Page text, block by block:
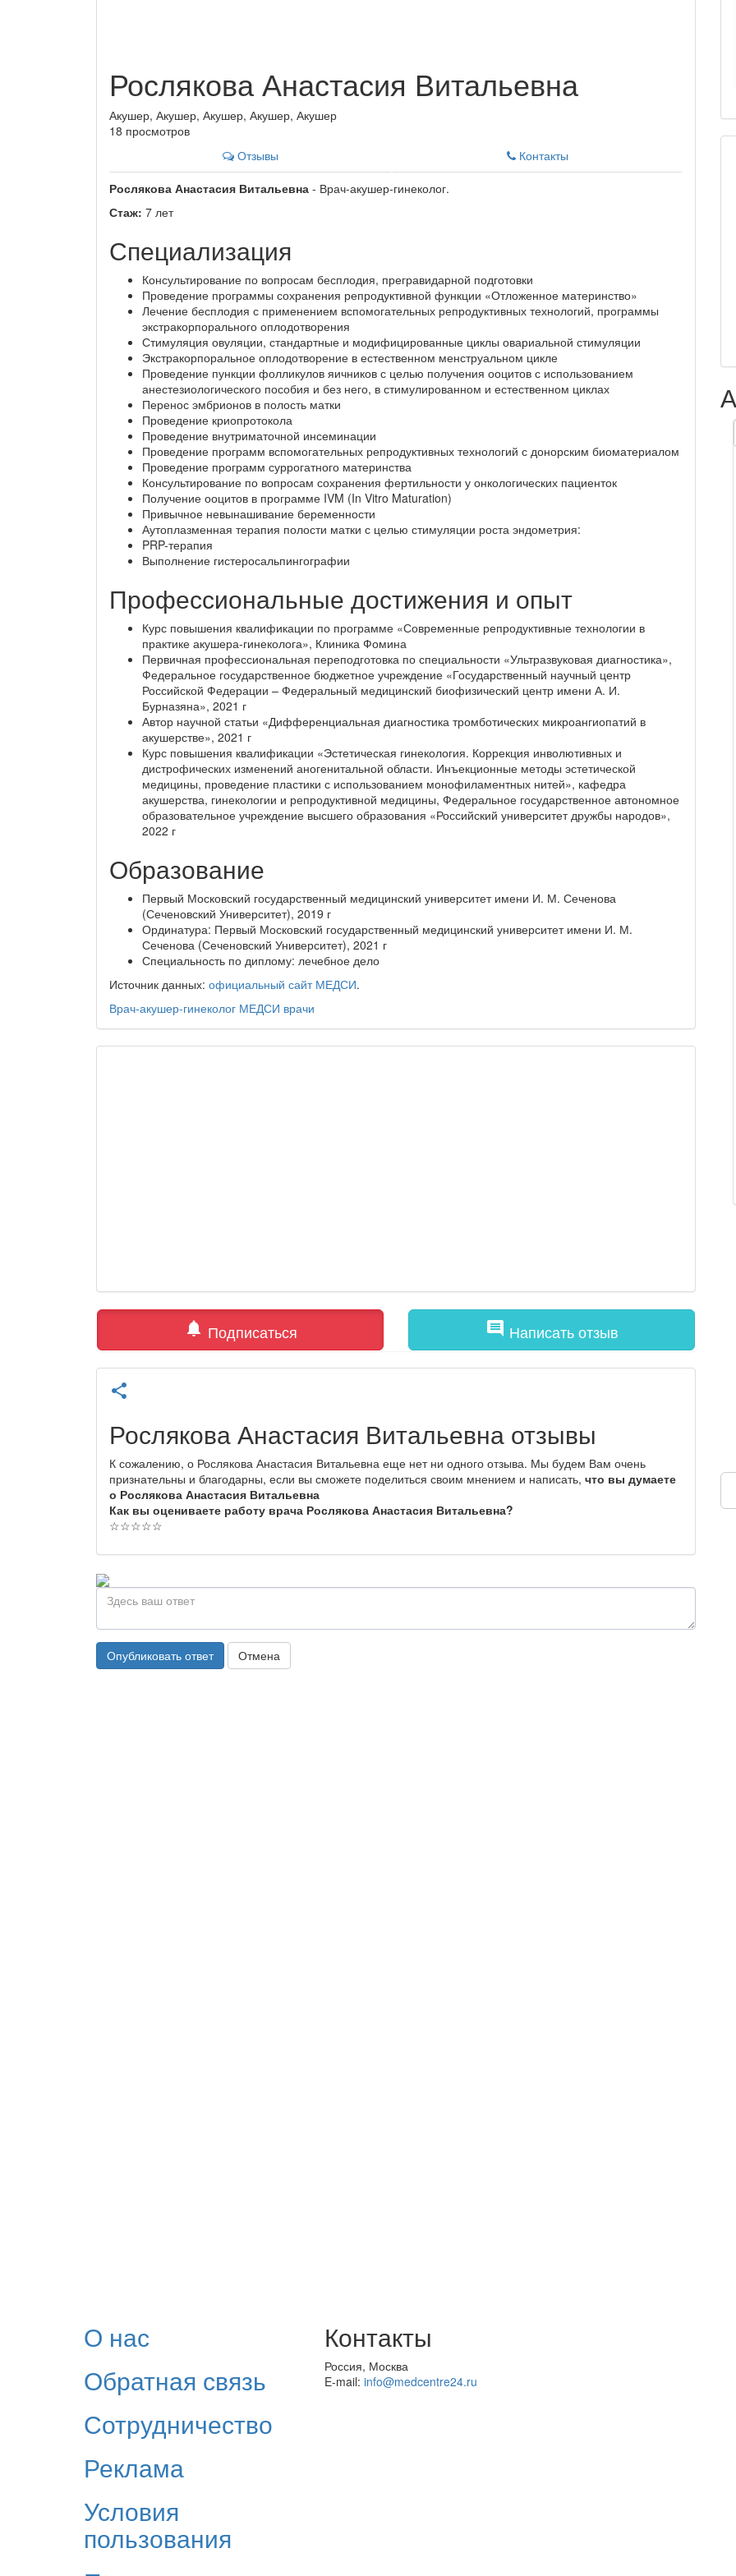
Рослякова Анастасия Витальевна
Акушер, Акушер, Акушер, Акушер, Акушер
18 просмотров
Отзывы
Контакты
Рослякова Анастасия Витальевна - Врач-акушер-гинеколог.
Стаж: 7 лет
Специализация
Консультирование по вопросам бесплодия, прегравидарной подготовки
Проведение программы сохранения репродуктивной функции «Отложенное материнство»
Лечение бесплодия с применением вспомогательных репродуктивных технологий, программы
экстракорпорального оплодотворения
Стимуляция овуляции, стандартные и модифицированные циклы овариальной стимуляции
Экстракорпоральное оплодотворение в естественном менструальном цикле
Проведение пункции фолликулов яичников с целью получения ооцитов с использованием
анестезиологического пособия и без него, в стимулированном и естественном циклах
Перенос эмбрионов в полость матки
Проведение криопротокола
Проведение внутриматочной инсеминации
Проведение программ вспомогательных репродуктивных технологий с донорским биоматериалом
Проведение программ суррогатного материнства
Консультирование по вопросам сохранения фертильности у онкологических пациенток
Получение ооцитов в программе IVM (In Vitro Maturation)
Привычное невынашивание беременности
Аутоплазменная терапия полости матки с целью стимуляции роста эндометрия:
PRP-терапия
Выполнение гистеросальпингографии
Профессиональные достижения и опыт
Курс повышения квалификации по программе «Современные репродуктивные технологии в
практике акушера-гинеколога», Клиника Фомина
Первичная профессиональная переподготовка по специальности «Ультразвуковая диагностика»,
Федеральное государственное бюджетное учреждение «Государственный научный центр
Российской Федерации – Федеральный медицинский биофизический центр имени А. И.
Бурназяна», 2021 г
Автор научной статьи «Дифференциальная диагностика тромботических микроангиопатий в
акушерстве», 2021 г
Курс повышения квалификации «Эстетическая гинекология. Коррекция инволютивных и
дистрофических изменений аногенитальной области. Инъекционные методы эстетической
медицины, проведение пластики с использованием монофиламентных нитей», кафедра
акушерства, гинекологии и репродуктивной медицины, Федеральное государственное автономное
образовательное учреждение высшего образования «Российский университет дружбы народов»,
2022 г
Образование
Первый Московский государственный медицинский университет имени И. М. Сеченова
(Сеченовский Университет), 2019 г
Ординатура: Первый Московский государственный медицинский университет имени И. М.
Сеченова (Сеченовский Университет), 2021 г
Специальность по диплому: лечебное дело
Источник данных: официальный сайт МЕДСИ.
Врач-акушер-гинеколог МЕДСИ врачи
notifications Подписаться comment Написать отзыв
share
Рослякова Анастасия Витальевна отзывы
К сожалению, о Рослякова Анастасия Витальевна еще нет ни одного отзыва. Мы будем Вам очень
признательны и благодарны, если вы сможете поделиться своим мнением и написать, что вы думаете
о Рослякова Анастасия Витальевна
Как вы оцениваете работу врача Рослякова Анастасия Витальевна?
☆☆☆☆☆
Опубликовать ответ Отмена
О нас
Обратная связь
Сотрудничество
Реклама
Условия
пользования
Контакты
Россия, Москва
E-mail: info@medcentre24.ru